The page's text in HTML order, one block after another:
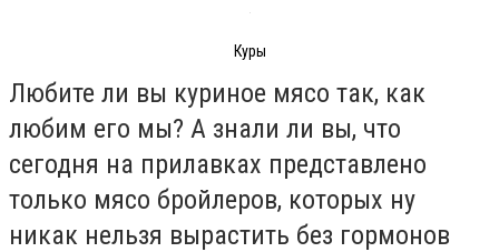
Куры
Любите ли вы куриное мясо так, как
любим его мы? А знали ли вы, что
сегодня на прилавках представлено
только мясо бройлеров, которых ну
никак нельзя вырастить без гормонов